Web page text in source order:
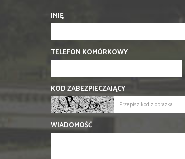
IMIĘ
TELEFON KOMÓRKOWY
KOD ZABEZPIECZAJĄCY
WIADOMOŚĆ